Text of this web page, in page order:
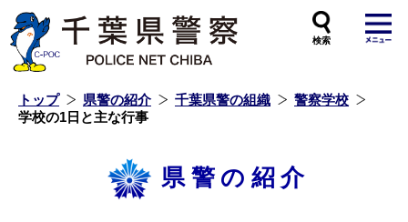
トップ 県警の紹介 千葉県警の組織
警察学校
学校の1日と主な行事
県警の紹介